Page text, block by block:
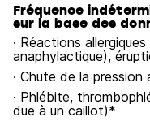
Fréquence
sur la base des
· Réactions
anaphylactique),
· Chute de la
· Phlébite,
due à un caillot)*